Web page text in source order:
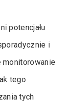
potencjału
i
monitorowanie
tego
tych